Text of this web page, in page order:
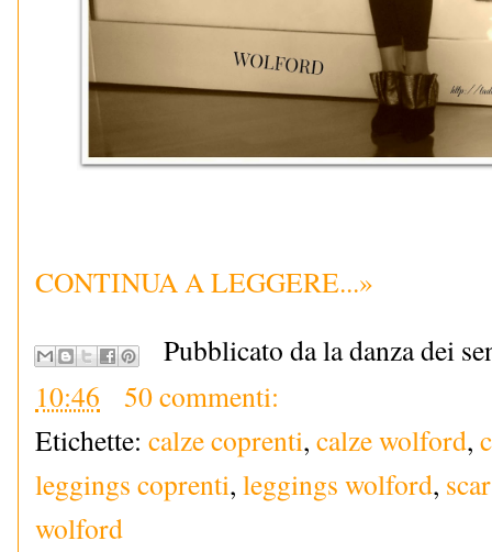
CONTINUA A LEGGERE...»
Pubblicato da la danza dei
10:46
50 commenti:
Etichette: calze coprenti, calze wolford,
leggings coprenti, leggings wolford,
wolford